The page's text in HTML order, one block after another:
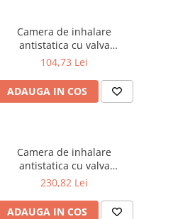
Camera de inhalare
antistatica cu valva
AeroChamber Plus Flow-Vu
104,73 Lei
ADAUGA IN COS
Camera de inhalare
antistatica cu valva
AeroChamber Plus* Flow-Vu*
230,82 Lei
ADAUGA IN COS